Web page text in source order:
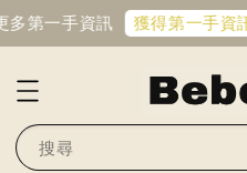
第一手資訊 獲得第一手資訊
搜尋